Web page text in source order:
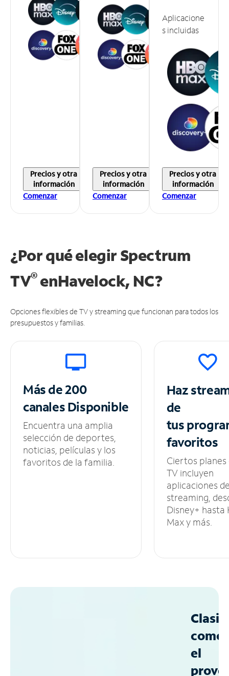
Precios y otra
información
Comenzar
Precios y otra
información
Comenzar
Aplicacione
s incluidas
Precios y otra
información
Comenzar
¿Por qué elegir Spectrum
TV®enHavelock, NC?
Opciones flexibles de TV y streaming que funcionan para todos los
presupuestos y familias.
Más de 200
canalesDisponible
Encuentra una amplia
selección de deportes,
noticias, películas y los
favoritos de la familia.
Haz
de
tus
favoritos
Ciertos planes
TV incluyen
aplicaciones
streaming,
Disney+ hasta
Max y más.
como
el